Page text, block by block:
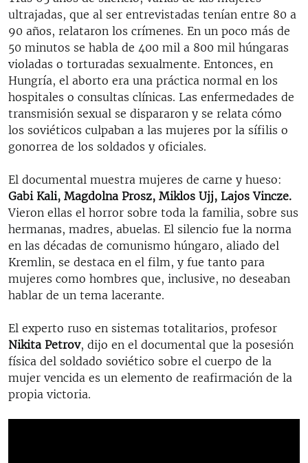
ultrajadas, que al ser entrevistadas tenían entre 80 a
90 años, relataron los crímenes. En un poco más de
50 minutos se habla de 400 mil a 800 mil húngaras
violadas o torturadas sexualmente. Entonces, en
Hungría, el aborto era una práctica normal en los
hospitales o consultas clínicas. Las enfermedades de
transmisión sexual se dispararon y se relata cómo
los soviéticos culpaban a las mujeres por la sífilis o
gonorrea de los soldados y oficiales.
El documental muestra mujeres de carne y hueso:
Gabi Kali, Magdolna Prosz, Miklos Ujj, Lajos Vincze.
Vieron ellas el horror sobre toda la familia, sobre sus
hermanas, madres, abuelas. El silencio fue la norma
en las décadas de comunismo húngaro, aliado del
Kremlin, se destaca en el film, y fue tanto para
mujeres como hombres que, inclusive, no deseaban
hablar de un tema lacerante.
El experto ruso en sistemas totalitarios, profesor
Nikita Petrov, dijo en el documental que la posesión
física del soldado soviético sobre el cuerpo de la
mujer vencida es un elemento de reafirmación de la
propia victoria.